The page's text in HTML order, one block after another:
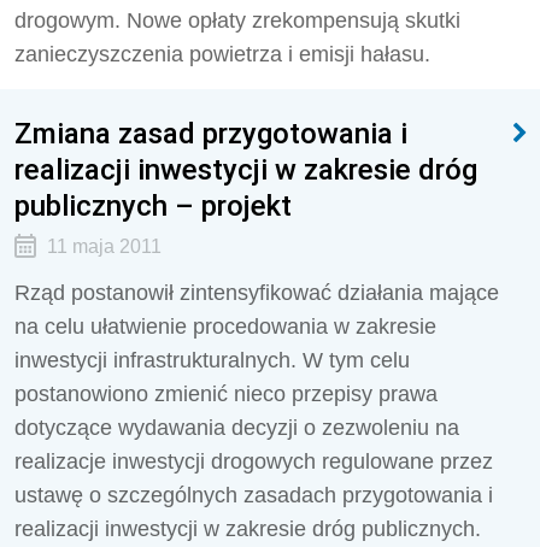
drogowym. Nowe opłaty zrekompensują skutki
zanieczyszczenia powietrza i emisji hałasu.
Zmiana zasad przygotowania i
realizacji inwestycji w zakresie dróg
publicznych – projekt
11 maja 2011
Rząd postanowił zintensyfikować działania mające
na celu ułatwienie procedowania w zakresie
inwestycji infrastrukturalnych. W tym celu
postanowiono zmienić nieco przepisy prawa
dotyczące wydawania decyzji o zezwoleniu na
realizacje inwestycji drogowych regulowane przez
ustawę o szczególnych zasadach przygotowania i
realizacji inwestycji w zakresie dróg publicznych.